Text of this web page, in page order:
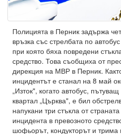
Полицията в Перник задържа
връзка със стрелбата по
при която бяха повредени
средство. Това съобщиха от
дирекция на МВР в Перник.
инцидентът е станал на 8 май
„Изток", когато автобус,
квартал „Църква", е бил
напукани три стъкла от
инцидента в превозното
шофьорът, кондукторът и трима